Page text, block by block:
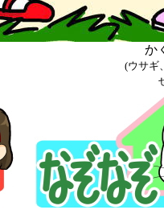
か
(ウサギ